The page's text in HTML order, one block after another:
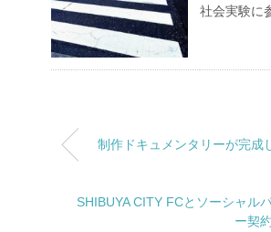
社会実験に
制作ドキュメンタリーが完成
SHIBUYA CITY FCとソーシャル
ー契